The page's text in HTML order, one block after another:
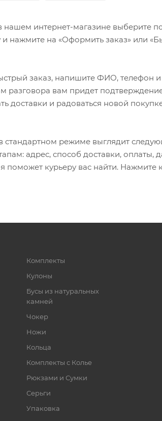
нашем интернет-магазине выберите
нажмите на «Оформить заказ» или
заказ, напишите ФИО, телефон
разговора вам придет
доставки и радоваться новой
стандартном режиме выглядит
адрес, способ доставки,
поможет курьеру вас найти. Нажмите
Комплекты
Кулоны
Бусы из натуральных
камней
Чокер
Ножи
Кольца
Комплекты с Колье
Рюкзами и Сумки
Серьги
Упаковка